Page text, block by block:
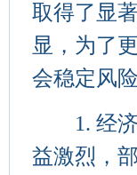
取得了显
显，为了
会稳定风
1. 经济
益激烈，